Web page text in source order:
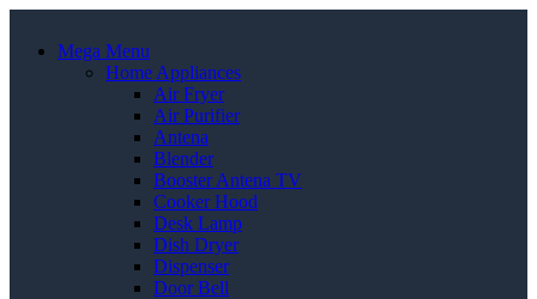
Mega Menu
Home Appliances
Air Fryer
Air Purifier
Antena
Blender
Booster Antena TV
Cooker Hood
Desk Lamp
Dish Dryer
Dispenser
Door Bell